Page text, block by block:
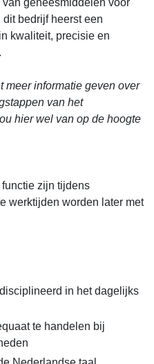
geneesmiddelen voor
bedrijf heerst een
kwaliteit, precisie en
meer informatie geven over
van het
hier wel van op de hoogte
zijn tijdens
werktijden worden later met
in het dagelijks
te handelen bij